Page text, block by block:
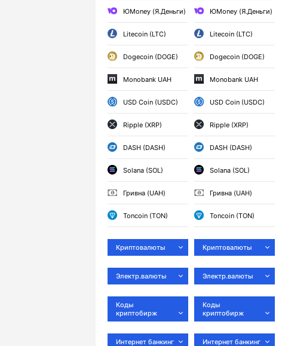
ЮMoney (Я.Деньги)
Litecoin (LTC)
Dogecoin (DOGE)
Monobank UAH
USD Coin (USDC)
Ripple (XRP)
DASH (DASH)
Solana (SOL)
Гривна (UAH)
Toncoin (TON)
Криптовалюты
Электр.валюты
Коды
криптобирж
Интернет банкинг
ЮMoney (Я.Деньги)
Litecoin (LTC)
Dogecoin (DOGE)
Monobank UAH
USD Coin (USDC)
Ripple (XRP)
DASH (DASH)
Solana (SOL)
Гривна (UAH)
Toncoin (TON)
Криптовалюты
Электр.валюты
Коды
криптобирж
Интернет банкинг